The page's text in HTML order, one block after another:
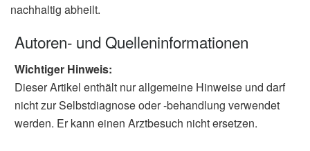
nachhaltig abheilt.
Autoren- und Quelleninformationen
Wichtiger Hinweis:
Dieser Artikel enthält nur allgemeine Hinweise und darf
nicht zur Selbstdiagnose oder -behandlung verwendet
werden. Er kann einen Arztbesuch nicht ersetzen.